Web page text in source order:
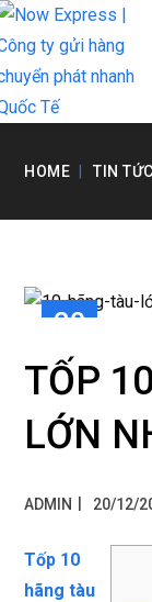
HOME TIN TỨC
20
TH12
TỐP
LỚN
ADMIN 20/12/
Tốp 10
hãng tàu